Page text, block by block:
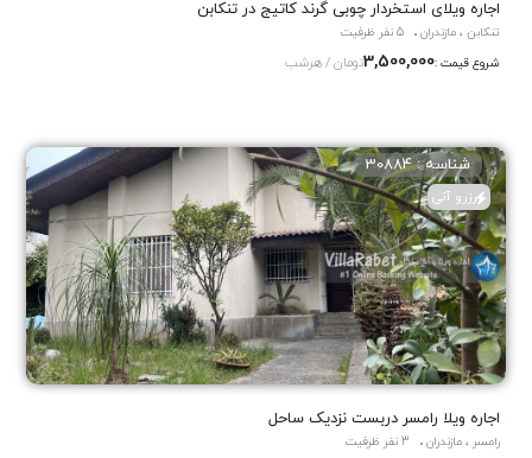
اجاره ویلای استخردار چوبی گرند کاتیج در تنکابن
تنکابن ، مازندران
5 نفر ظرفیت
شروع قیمت :3,500,000تومان / هرشب
اجاره ویلا رامسر دربست نزدیک ساحل
شناسه : 30884
رزرو آنی
رامسر ، مازندران
3 نفر ظرفیت